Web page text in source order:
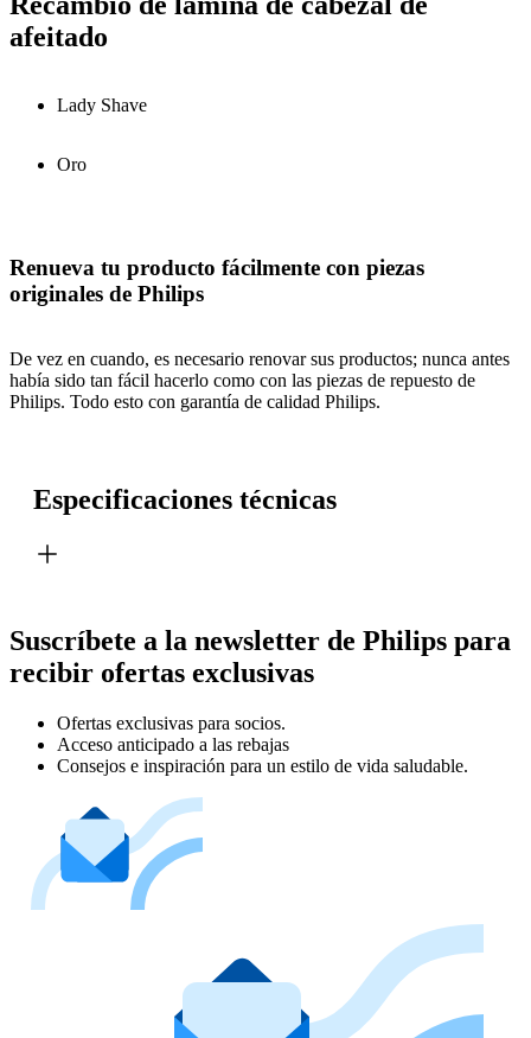
afeitado
Lady Shave
Oro
Renueva tu producto fácilmente con piezas
originales de Philips
De vez en cuando, es necesario renovar sus productos; nunca antes
había sido tan fácil hacerlo como con las piezas de repuesto de
Philips. Todo esto con garantía de calidad Philips.
Especificaciones técnicas
Suscríbete a la newsletter de Philips para
recibir ofertas exclusivas
Ofertas exclusivas para socios.
Acceso anticipado a las rebajas
Consejos e inspiración para un estilo de vida saludable.